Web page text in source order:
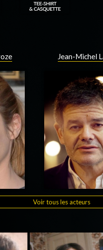
Jean-Michel
Voir tous les acteurs